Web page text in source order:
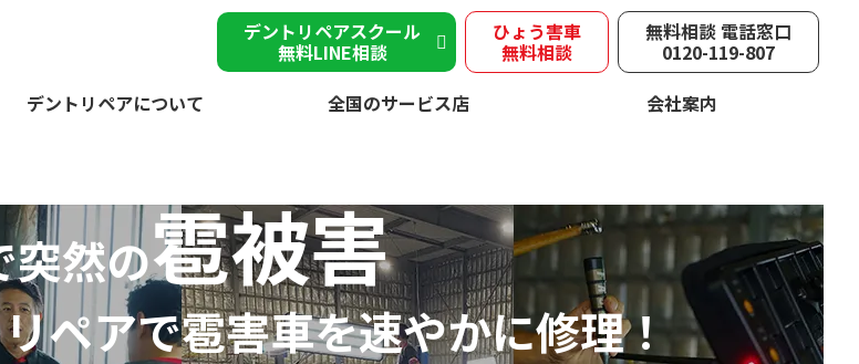
デントリペアスクール
無料LINE相談
ひょう害車
無料相談
無料相談 電話窓口
0120-119-807
デントリペアについて 全国のサービス店 会社案内
突然の雹被害
ペアで雹害車を速やかに修理！